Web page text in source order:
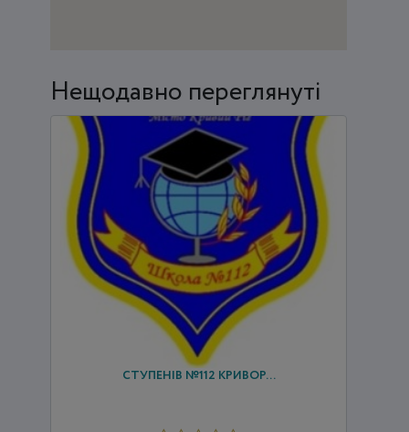
Нещодавно переглянуті
КРИВОРІЗЬКА ЗАГАЛЬНООСВІТНЯ ШКОЛА І-ІІІ
СТУПЕНІВ №112 КРИВОР...